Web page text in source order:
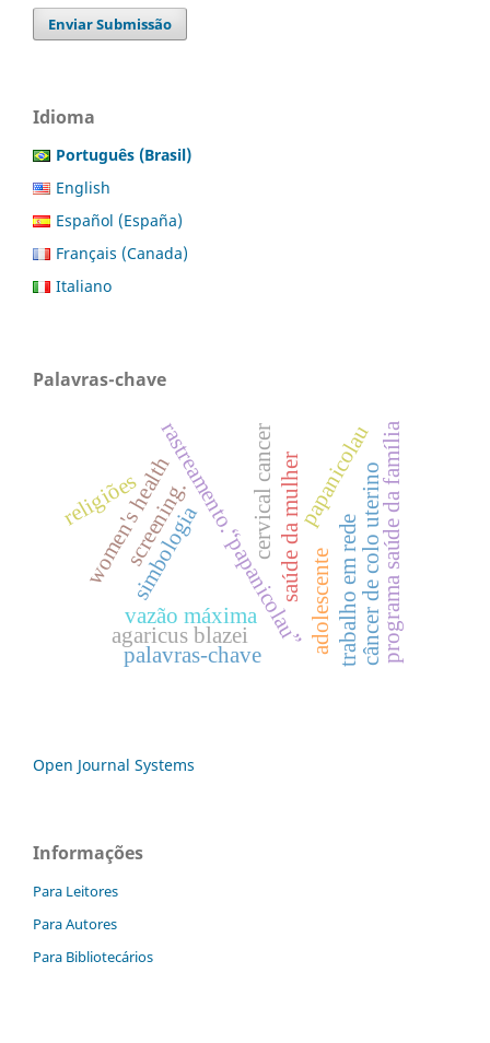
Enviar Submissão
Idioma
Português (Brasil)
English
Español (España)
Français (Canada)
Italiano
Palavras-chave
papanicolau
saúde da mulher câncer de colo uterino
rastreamento.“papanicolau”
women's health cervical cancer
screening.
vazão máxima
simbologia
religiões programa saúde da família
agaricus blazei trabalho em rede
adolescente
palavras-chave
Open Journal Systems
Informações
Para Leitores
Para Autores
Para Bibliotecários